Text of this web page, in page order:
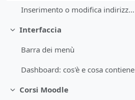
Inserimento o modifica indirizzo email
Minimizza
Interfaccia
Barra dei menù
Dashboard: cos'è e cosa contiene
Minimizza
Corsi Moodle